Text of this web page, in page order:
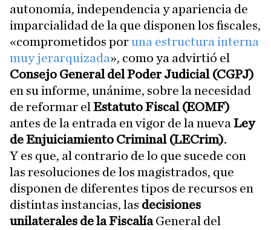
autonomía, independencia y apariencia de
imparcialidad de la que disponen los fiscales,
«comprometidos poruna estructura interna
muy jerarquizada», como ya advirtió el
Consejo General del Poder Judicial (CGPJ)
en su informe, unánime, sobre la necesidad
de reformar el Estatuto Fiscal (EOMF)
antes de la entrada en vigor de la nueva Ley
de Enjuiciamiento Criminal (LECrim).
Y es que, al contrario de lo que sucede con
las resoluciones de los magistrados, que
disponen de diferentes tipos de recursos en
distintas instancias, las decisiones
unilaterales de la FiscalíaGeneral del